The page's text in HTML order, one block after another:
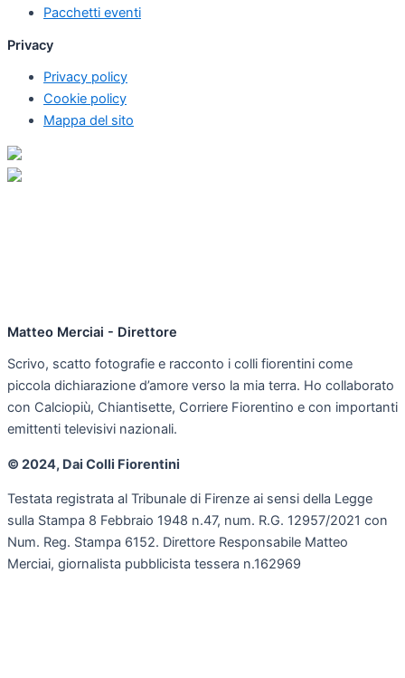
Pacchetti eventi
Privacy
Privacy policy
Cookie policy
Mappa del sito
Matteo Merciai - Direttore
Scrivo, scatto fotografie e racconto i colli fiorentini come
piccola dichiarazione d’amore verso la mia terra. Ho collaborato
con Calciopiù, Chiantisette, Corriere Fiorentino e con importanti
emittenti televisivi nazionali.
© 2024, Dai Colli Fiorentini
Testata registrata al Tribunale di Firenze ai sensi della Legge
sulla Stampa 8 Febbraio 1948 n.47, num. R.G. 12957/2021 con
Num. Reg. Stampa 6152. Direttore Responsabile Matteo
Merciai, giornalista pubblicista tessera n.162969